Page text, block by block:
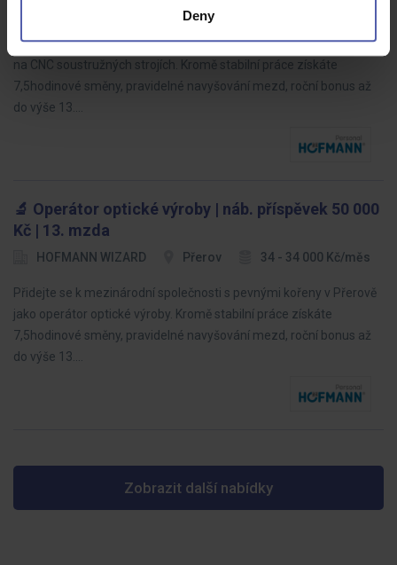
Deny
Přerov
Přidejte se do mezinárodní společnosti jako Seřizovač a operátor
na CNC soustružných strojích. Kromě stabilní práce získáte
7,5hodinové směny, pravidelné navyšování mezd, roční bonus až
do výše 13.…
🔬 Operátor optické výroby | náb. příspěvek 50 000
Kč | 13. mzda
HOFMANN WIZARD Přerov 34 - 34 000 Kč/měs
Přidejte se k mezinárodní společnosti s pevnými kořeny v Přerově
jako operátor optické výroby. Kromě stabilní práce získáte
7,5hodinové směny, pravidelné navyšování mezd, roční bonus až
do výše 13.…
Zobrazit další nabídky